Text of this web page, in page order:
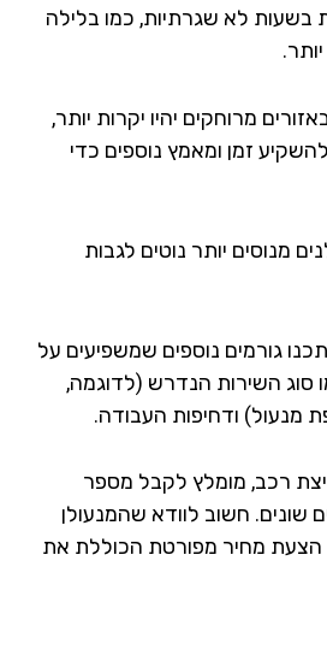
לא שגרתיות, כמו בלילה
מרוחקים יהיו יקרות יותר,
זמן ומאמץ נוספים כדי
יותר נוטים לגבות
נוספים שמשפיעים על
השירות הנדרש (לדוגמה,
ודחיפות העבודה.
מומלץ לקבל מספר
חשוב לוודא שהמנעולן
מחיר מפורטת הכוללת את